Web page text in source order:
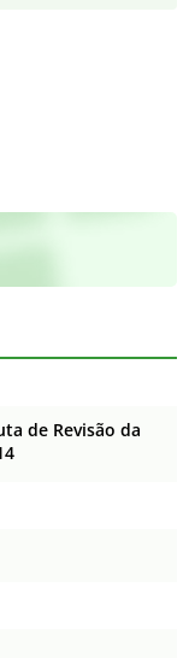
de Revisão da